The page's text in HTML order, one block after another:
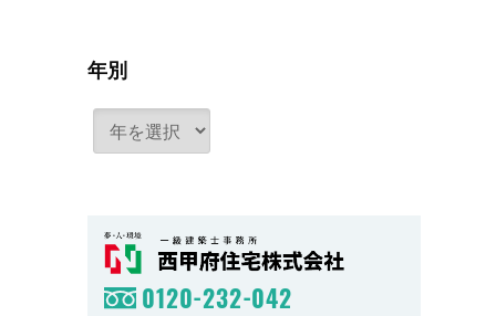
年別
0120-232-042